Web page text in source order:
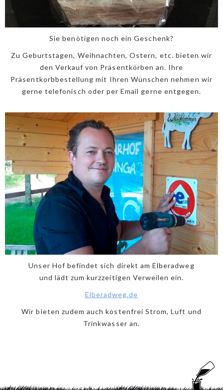
Sie benötigen noch ein Geschenk?
Zu Geburtstagen, Weihnachten, Ostern, etc. bieten wir
den Verkauf von Präsentkörben an. Ihre
Präsentkorbbestellung mit Ihren Wünschen nehmen wir
gerne telefonisch oder per Email gerne entgegen.
Unser Hof befindet sich direkt am Elberadweg
und lädt zum kurzzeitigen Verweilen ein.
Elberadweg.de
Wir bieten zudem auch kostenfrei Strom, Luft und
Trinkwasser an.